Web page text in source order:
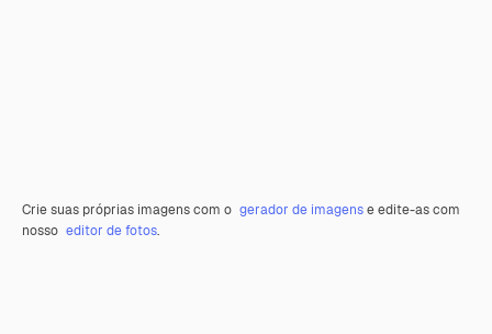
Crie suas próprias imagens com o gerador de imagense edite-as com
nosso editor de fotos.